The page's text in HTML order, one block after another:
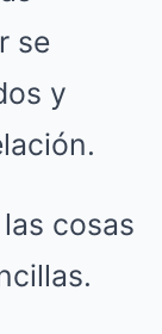
se
y
cosas